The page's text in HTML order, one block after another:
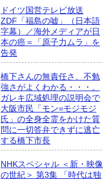
ドイツ国営テレビ放送
ZDF「福島の嘘」（日本語
字幕）／海外メディアが日
本の癌＝「原子力ムラ」を
告発
橋下さんの無責任さ、不勉
強さがよくわかる・・・。
ガレキ広域処理の説明会で
大阪市民「モン=モジモジ
氏」の全身全霊をかけた質
問に一切答弁できずに逃亡
する橋下市長
NHKスペシャル ＜新・映像
の世紀＞ 第3集 「時代は独